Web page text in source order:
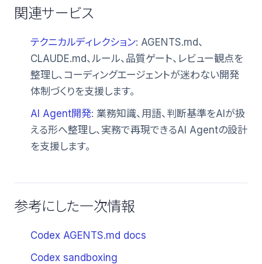
関連サービス
テクニカルディレクション: AGENTS.md、
CLAUDE.md、ルール、品質ゲート、レビュー観点を
整理し、コーディングエージェントが迷わない開発
体制づくりを支援します。
AI Agent開発: 業務知識、用語、判断基準をAIが扱
える形へ整理し、実務で再現できるAI Agentの設計
を支援します。
参考にした一次情報
Codex AGENTS.md docs
Codex sandboxing